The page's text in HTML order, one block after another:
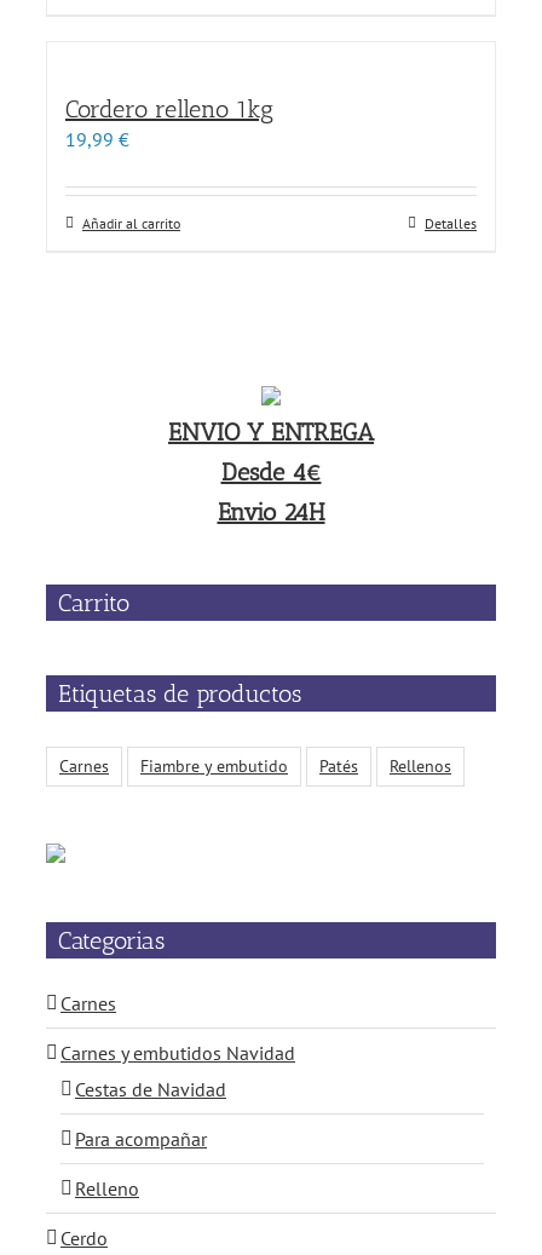
Cordero relleno 1kg
19,99 €
Añadir al carrito Detalles
ENVIO Y ENTREGA
Desde 4€
Envio 24H
Carrito
Etiquetas de productos
Carnes Fiambre y embutido Patés Rellenos
Categorias
Carnes
Carnes y embutidos Navidad
Cestas de Navidad
Para acompañar
Relleno
Cerdo